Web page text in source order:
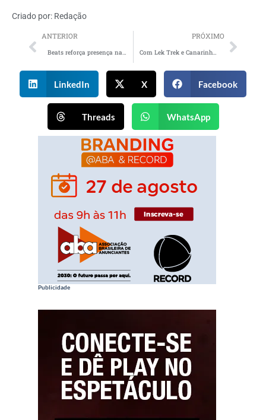
Criado por: Redação
ANTERIOR
Beats reforça presença na música ao vivo e leva novo sabor para megashow com Shakira no Rio
PRÓXIMO
Com Lek Trek e Canarinho, Sadia amplia presença no território do futebol brasileiro
LinkedIn X Facebook
Threads WhatsApp
Publicidade